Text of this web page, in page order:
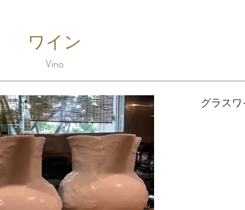
ワイン
Vino
グラス